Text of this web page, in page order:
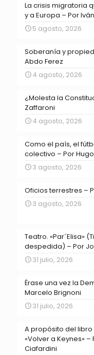
La crisis migratoria
y a Europa – Por
5 agosto, 2026
Soberanía y
Abdo Ferez
4 agosto, 2026
¿Molesta la
Zaffaroni
4 agosto, 2026
Como el país, el
colectivo – Por
3 agosto, 2026
Oficios terrestres –
3 agosto, 2026
Teatro. «Par´Elisa»
despedida) – Por
31 julio, 2026
Érase una vez la
Marcelo Brignoni
31 julio, 2026
A propósito del libro
«Volver a Keynes» –
Ciafardini